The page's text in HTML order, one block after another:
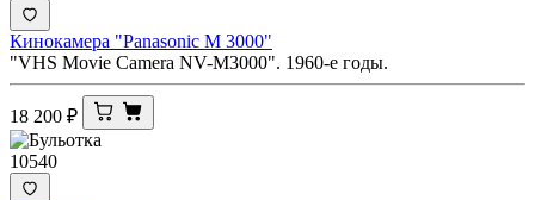
Кинокамера "Panasonic M 3000"
"VHS Movie Camera NV-M3000". 1960-е годы.
18 200 ₽
10540